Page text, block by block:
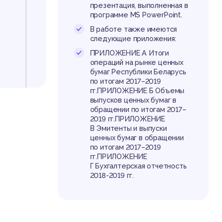
презентация, выполненная в
программе MS PowerPoint.
В работе также имеются
следующие приложения:
ПРИЛОЖЕНИЕ А Итоги
операций на рынке ценных
бумаг Республики Беларусь
по итогам 2017–2019
гг.ПРИЛОЖЕНИЕ Б Объемы
выпусков ценных бумаг в
обращении по итогам 2017–
2019 гг.ПРИЛОЖЕНИЕ
В Эмитенты и выпуски
ценных бумаг в обращении
по итогам 2017–2019
гг.ПРИЛОЖЕНИЕ
Г Бухгалтерская отчетность
2018-2019 гг.